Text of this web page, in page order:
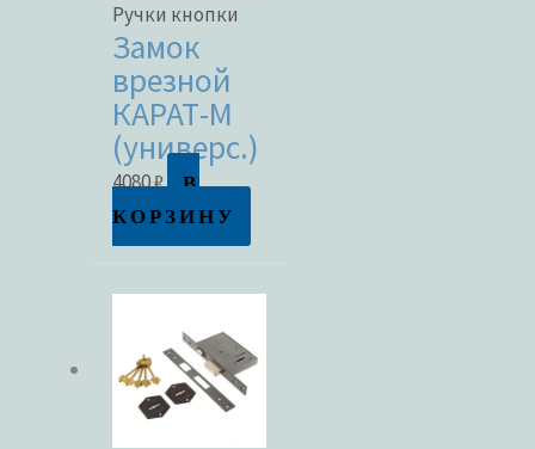
Ручки кнопки
Замок
врезной
КАРАТ-М
(универс.)
4080₽
В
КОРЗИНУ